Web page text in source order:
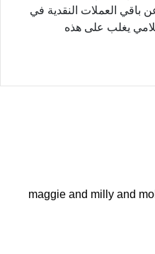
باقي العملات النقدية في
يغلب على هذه